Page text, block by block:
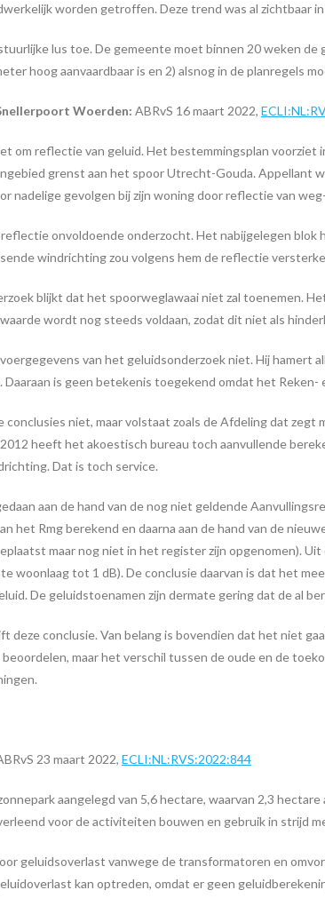
worden getroffen. Deze trend was al zichtbaar
lus toe. De gemeente moet binnen 20 weken
hoog aanvaardbaar is en 2) alsnog in de planregels
Woerden: ABRvS 16 maart 2022,
om reflectie van geluid. Het bestemmingsplan
grenst aan het spoor Utrecht-Gouda.
nadelige gevolgen bij zijn woning door reflectie van
onvoldoende onderzocht. Het nabijgelegen blok
windrichting zou volgens hem de reflectie
blijkt dat het spoorweglawaai niet zal toenemen.
wordt nog steeds voldaan, zodat dit niet als
van het geluidsonderzoek niet. Hij
Daaraan is geen betekenis toegekend omdat het
niet, maar volstaat zoals de Afdeling dat
heeft het akoestisch bureau toch aanvullende
Dat is toch service.
aan de hand van de nog niet geldende
het Rmg berekend en daarna aan de hand van de
maar nog niet in het register zijn opgenomen).
woonlaag tot 1 dB). De conclusie daarvan is dat het
De geluidstoenamen zijn dermate gering dat de al
deze conclusie. Van belang is bovendien dat het niet
maar het verschil tussen de oude en de
23 maart 2022, ECLI:NL:RVS:2022:844
aangelegd van 5,6 hectare, waarvan 2,3
voor de activiteiten bouwen en gebruik in strijd
geluidsoverlast vanwege de transformatoren en
kan optreden, omdat er geen